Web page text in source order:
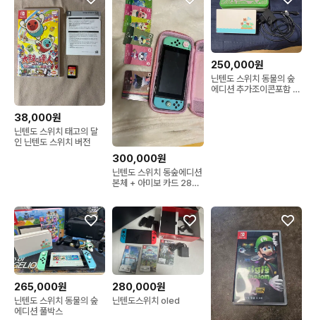
38,000원
닌텐도 스위치 태고의 달
인 닌텐도 스위치 버전
300,000원
닌텐도 스위치 동숲에디션
본체 + 아미보 카드 28장
250,000원
닌텐도 스위치 동물의 숲
에디션 추가조이콘포함 팝
265,000원
닌텐도 스위치 동물의 숲
에디션 풀박스
280,000원
닌텐도스위치 oled